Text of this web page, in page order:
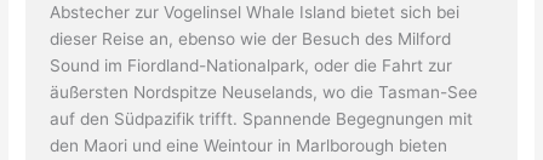
Abstecher zur Vogelinsel Whale Island bietet sich bei
dieser Reise an, ebenso wie der Besuch des Milford
Sound im Fiordland-Nationalpark, oder die Fahrt zur
äußersten Nordspitze Neuselands, wo die Tasman-See
auf den Südpazifik trifft. Spannende Begegnungen mit
den Maori und eine Weintour in Marlborough bieten